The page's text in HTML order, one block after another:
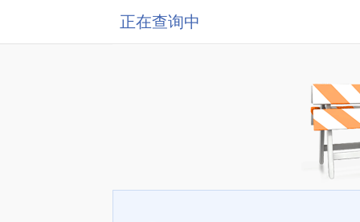
正在查询中